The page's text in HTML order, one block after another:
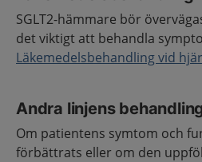
SGLT2-hämmare bör
det viktigt att behandla
Läkemedelsbehandling vid
Andra linjens
Om patientens symtom och
förbättrats eller om den